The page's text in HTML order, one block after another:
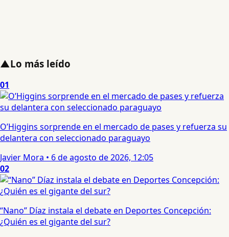
▲Lo más leído
01
O’Higgins sorprende en el mercado de pases y refuerza su
delantera con seleccionado paraguayo
Javier Mora • 6 de agosto de 2026, 12:05
02
“Nano” Díaz instala el debate en Deportes Concepción:
¿Quién es el gigante del sur?